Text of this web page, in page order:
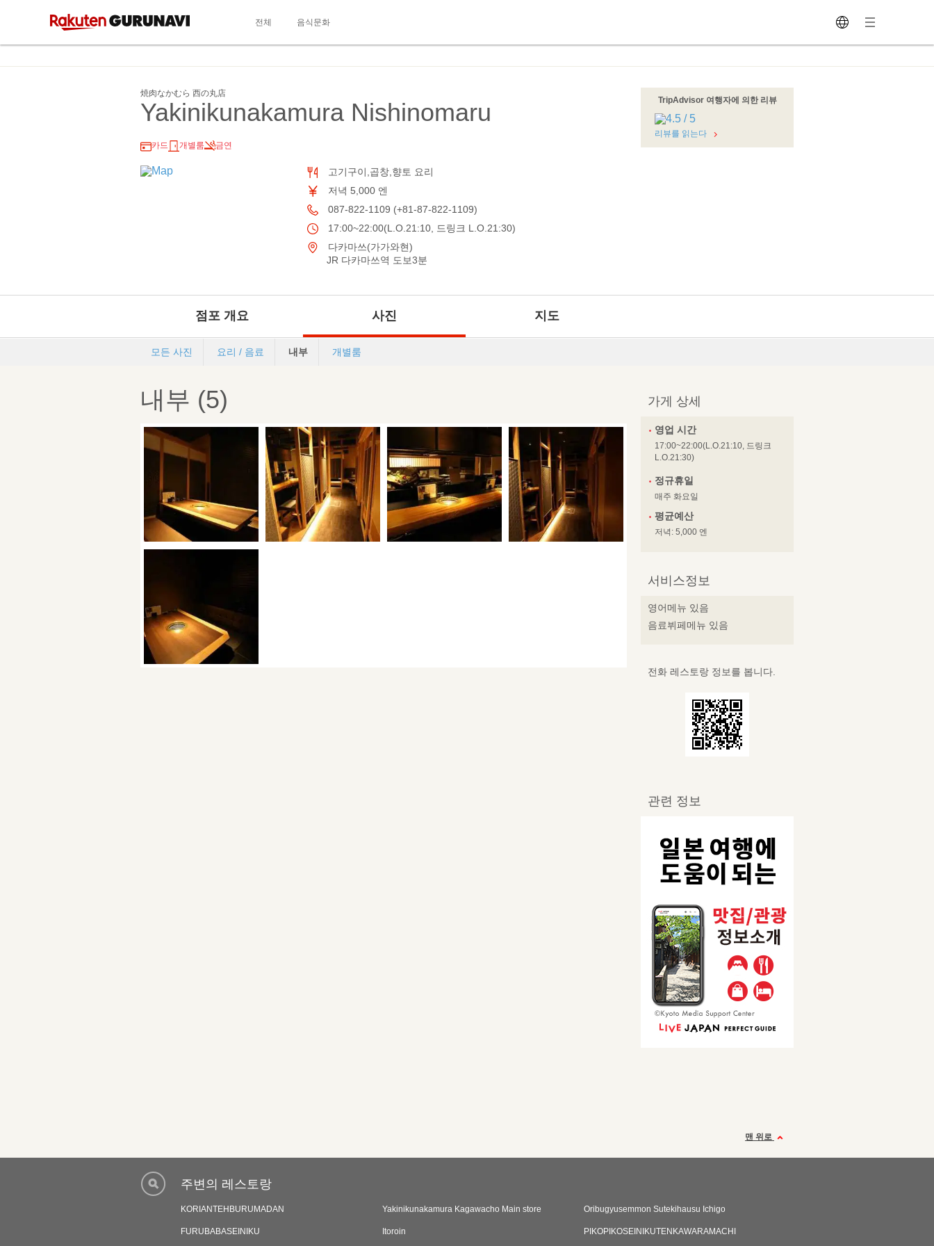
전체 음식문화
焼肉なかむら 西の丸店
Yakinikunakamura Nishinomaru
카드 개별룸 금연
고기구이,곱창,향토 요리
저녁 5,000 엔
087-822-1109 (+81-87-822-1109)
17:00~22:00(L.O.21:10, 드링크 L.O.21:30)
다카마쓰(가가와현)
JR 다카마쓰역 도보3분
TripAdvisor 여행자에 의한 리뷰
리뷰를 읽는다
점포 개요 사진 지도
모든 사진 요리 / 음료 내부 개별룸
내부 (5) 가게 상세
영업 시간
17:00~22:00(L.O.21:10, 드링크
L.O.21:30)
정규휴일
매주 화요일
평균예산
저녁: 5,000 엔
서비스정보
영어메뉴 있음
음료뷔페메뉴 있음
전화 레스토랑 정보를 봅니다.
관련 정보
맨 위로
주변의 레스토랑
KORIANTEHBURUMADAN Yakinikunakamura Kagawacho Main store Oribugyusemmon Sutekihausu Ichigo
FURUBABASEINIKU Itoroin PIKOPIKOSEINIKUTENKAWARAMACHI